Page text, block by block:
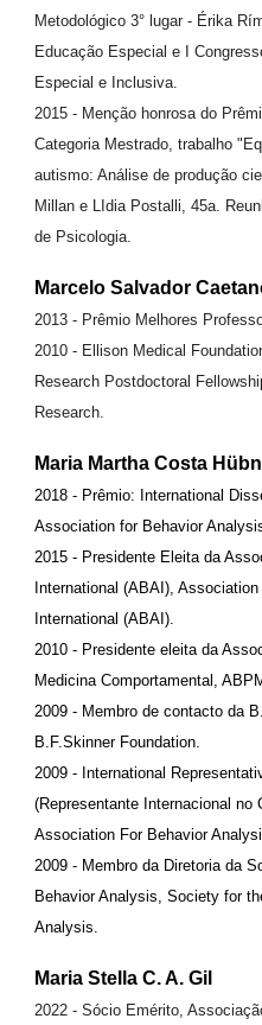
Metodológico 3° lugar - Érika
Educação Especial e I
Especial e Inclusiva.
2015 - Menção honrosa do
Categoria Mestrado, trabalho
autismo: Análise de produção
Millan e LIdia Postalli, 45a.
de Psicologia.
Marcelo Salvador
2013 - Prêmio Melhores
2010 - Ellison Medical
Research Postdoctoral
Research.
Maria Martha Costa
2018 - Prêmio: International
Association for Behavior
2015 - Presidente Eleita da
International (ABAI),
International (ABAI).
2010 - Presidente eleita da
Medicina Comportamental,
2009 - Membro de contacto da
B.F.Skinner Foundation.
2009 - International
(Representante Internacional no
Association For Behavior
2009 - Membro da Diretoria da
Behavior Analysis, Society for
Analysis.
Maria Stella C. A. Gil
2022 - Sócio Emérito,